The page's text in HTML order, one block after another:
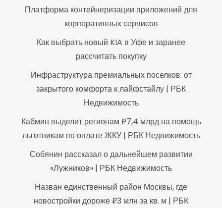
Платформа контейнеризации приложений для
корпоративных сервисов
Как выбрать новый KIA в Уфе и заранее
рассчитать покупку
Инфраструктура премиальных поселков: от
закрытого комфорта к лайфстайлу | РБК
Недвижимость
Кабмин выделит регионам ₽7,4 млрд на помощь
льготникам по оплате ЖКУ | РБК Недвижимость
Собянин рассказал о дальнейшем развитии
«Лужников» | РБК Недвижимость
Назван единственный район Москвы, где
новостройки дороже ₽3 млн за кв. м | РБК